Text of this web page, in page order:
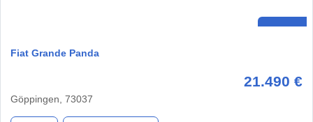
Fiat Grande Panda
21.490 €
Göppingen, 73037